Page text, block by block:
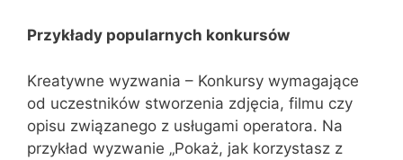
Przykłady popularnych konkursów
Kreatywne wyzwania – Konkursy wymagające
od uczestników stworzenia zdjęcia, filmu czy
opisu związanego z usługami operatora. Na
przykład wyzwanie „Pokaż, jak korzystasz z